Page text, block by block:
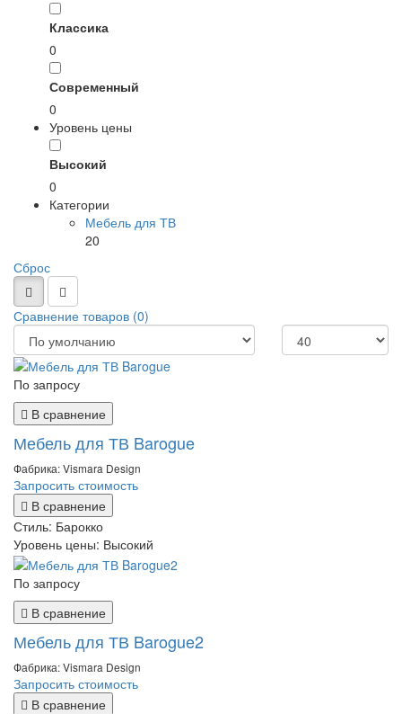
Классика
0
Современный
0
Уровень цены
Высокий
0
Категории
Мебель для ТВ
20
Сброс
Сравнение товаров (0)
По запросу
В сравнение
Мебель для ТВ Barogue
Фабрика: Vismara Design
Запросить стоимость
В сравнение
Стиль: Барокко
Уровень цены: Высокий
По запросу
В сравнение
Мебель для ТВ Barogue2
Фабрика: Vismara Design
Запросить стоимость
В сравнение